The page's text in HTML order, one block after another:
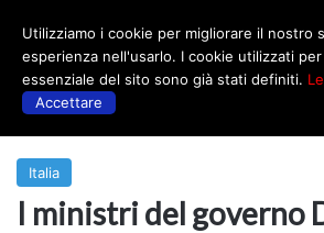
Italia
I ministri del governo
Utilizziamo i cookie per migliorare il nostro
esperienza nell'usarlo. I cookie utilizzati
essenziale del sito sono già stati definiti.
Accettare